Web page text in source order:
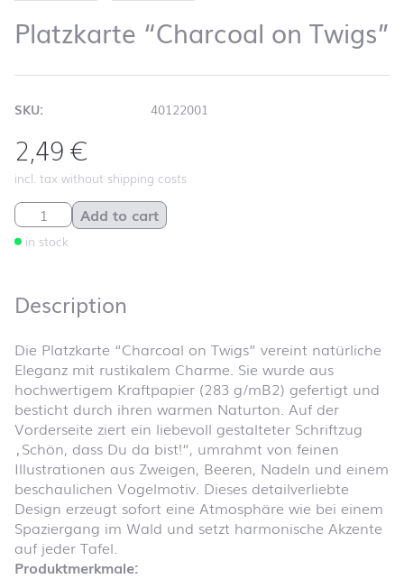
Platzkarte “Charcoal on Twigs”
SKU: 40122001
2,49€
incl. tax without shipping costs
Platzkarte "Charcoal on Twigs" quantity
in stock
Add to cart
Description
Die Platzkarte “Charcoal on Twigs” vereint natürliche
Eleganz mit rustikalem Charme. Sie wurde aus
hochwertigem Kraftpapier (283 g/mB2) gefertigt und
besticht durch ihren warmen Naturton. Auf der
Vorderseite ziert ein liebevoll gestalteter Schriftzug
„Schön, dass Du da bist!“, umrahmt von feinen
Illustrationen aus Zweigen, Beeren, Nadeln und einem
beschaulichen Vogelmotiv. Dieses detailverliebte
Design erzeugt sofort eine Atmosphäre wie bei einem
Spaziergang im Wald und setzt harmonische Akzente
auf jeder Tafel.
Produktmerkmale: